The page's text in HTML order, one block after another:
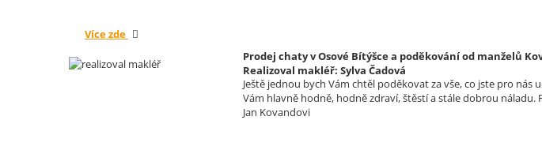
Více zde
Prodej chaty v Osové Bítýšce a poděkování od manželů
Realizoval makléř: Sylva Čadová
Ještě jednou bych Vám chtěl poděkovat za vše, co jste pro
Vám hlavně hodně, hodně zdraví, štěstí a stále dobrou
Jan Kovandovi